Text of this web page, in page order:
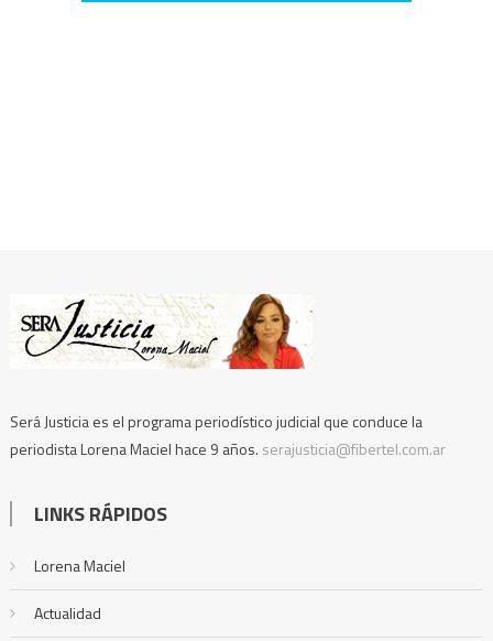
Será Justicia es el programa periodístico judicial que conduce la
periodista Lorena Maciel hace 9 años. serajusticia@fibertel.com.ar
LINKS RÁPIDOS
Lorena Maciel
Actualidad